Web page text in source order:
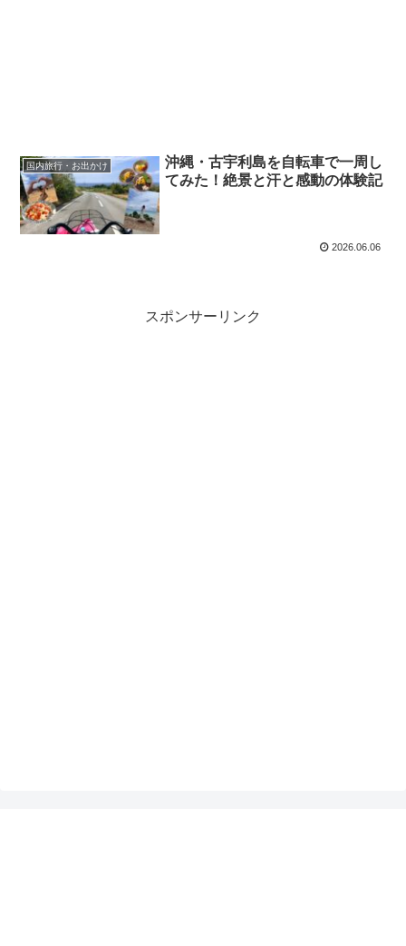
国内旅行・お出かけ
沖縄・古宇利島を自転車で一周し
てみた！絶景と汗と感動の体験記
2026.06.06
スポンサーリンク